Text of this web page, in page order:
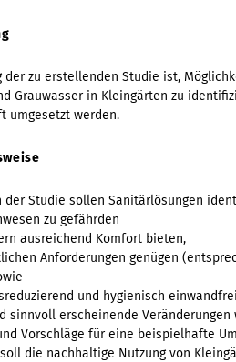
der zu erstellenden Studie ist,
Grauwasser in Kleingärten zu
umgesetzt werden.
der Studie sollen Sanitärlösungen
zu gefährden
ausreichend Komfort bieten,
Anforderungen genügen
und hygienisch
sinnvoll erscheinende
Vorschläge für eine beispielhafte
die nachhaltige Nutzung von